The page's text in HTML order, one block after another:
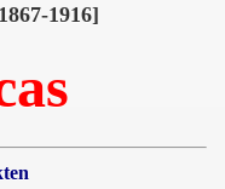
1916]